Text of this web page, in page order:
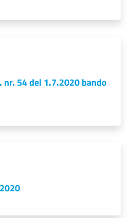
54 del 1.7.2020 bando